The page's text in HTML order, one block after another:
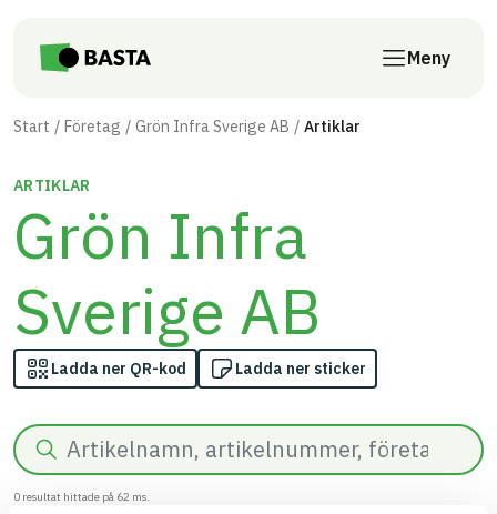
Meny
Start Företag Grön Infra Sverige AB Artiklar
ARTIKLAR
Grön Infra
Sverige AB
Ladda ner QR-kod Ladda ner sticker
Sök
0 resultat hittade på 62 ms.